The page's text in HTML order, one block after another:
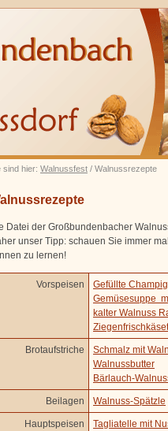
sind hier: Walnussfest / Walnussrezepte
Datei der Großbundenbacher
unser Tipp: schauen Sie immer
zu lernen!
Vorspeisen
Gefüllte
Gemüsesuppe
kalter Walnuss
Brotaufstriche
Schmalz mit
Walnussbutter
Bärlauch-
Beilagen Walnuss-Spätzle
Hauptspeisen
Tagliatelle mit